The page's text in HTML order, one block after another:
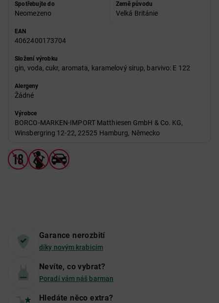
Spotřebujte do
Neomezeno
Země původu
Velká Británie
EAN
4062400173704
Složení výrobku
gin, voda, cukr, aromata, karamelový sirup, barvivo: E 122
Alergeny
Žádné
Výrobce
BORCO-MARKEN-IMPORT Matthiesen GmbH & Co. KG,
Winsbergring 12-22, 22525 Hamburg, Německo
Garance nerozbití
díky novým krabicím
Nevíte, co vybrat?
Poradí vám náš barman
Hledáte něco extra?